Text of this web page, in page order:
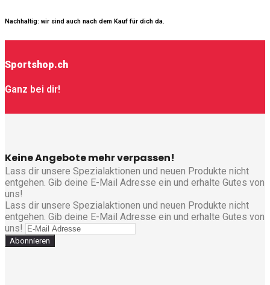
Nachhaltig: wir sind auch nach dem Kauf für dich da.
Sportshop.ch
Ganz bei dir!
Keine Angebote mehr verpassen!
Lass dir unsere Spezialaktionen und neuen Produkte nicht
entgehen. Gib deine E-Mail Adresse ein und erhalte Gutes von
uns!
Lass dir unsere Spezialaktionen und neuen Produkte nicht
entgehen. Gib deine E-Mail Adresse ein und erhalte Gutes von
uns!
Abonnieren